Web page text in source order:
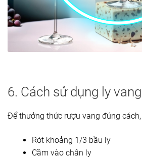
6. Cách sử dụng ly
Để thưởng thức rượu vang đúng
Rót khoảng 1/3 bầu ly
Cầm vào chân ly